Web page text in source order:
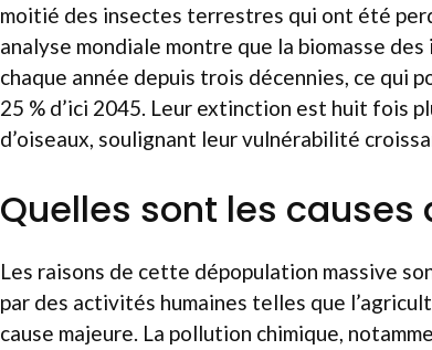
moitié des insectes terrestres qui ont été
analyse mondiale montre que la biomasse
chaque année depuis trois décennies, ce qui
25 % d’ici 2045. Leur extinction est huit fois
d’oiseaux, soulignant leur vulnérabilité
Quelles sont les
Les raisons de cette dépopulation massive
par des activités humaines telles que
cause majeure. La pollution chimique,